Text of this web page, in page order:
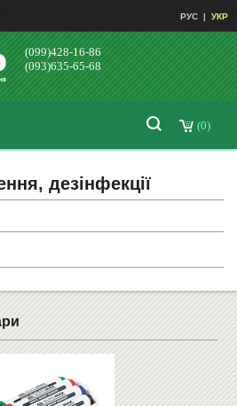
РУС | УКР
(099)428-16-86
(093)635-65-68
(0)
дезінфекції